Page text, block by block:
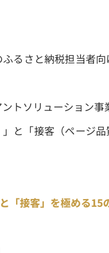
るさと納税担当者
トソリューション事
と「接客（ページ
「接客」を極める15